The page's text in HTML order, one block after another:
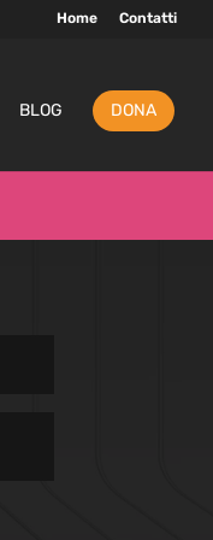
Home Contatti
BLOG DONA